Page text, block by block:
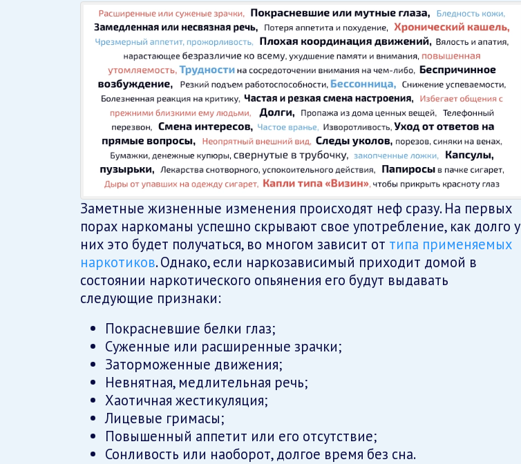
Заметные жизненные изменения происходят неф сразу. На первых
порах наркоманы успешно скрывают свое употребление, как долго у
них это будет получаться, во многом зависит от типа применяемых
наркотиков. Однако, если наркозависимый приходит домой в
состоянии наркотического опьянения его будут выдавать
следующие признаки:
Покрасневшие белки глаз;
Суженные или расширенные зрачки;
Заторможенные движения;
Невнятная, медлительная речь;
Хаотичная жестикуляция;
Лицевые гримасы;
Повышенный аппетит или его отсутствие;
Сонливость или наоборот, долгое время без сна.